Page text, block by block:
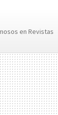
en Revistas